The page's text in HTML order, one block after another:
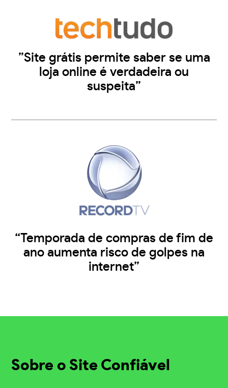
”Site grátis permite saber se uma
loja online é verdadeira ou
suspeita”
“Temporada de compras de fim de
ano aumenta risco de golpes na
internet”
Sobre o Site Confiável